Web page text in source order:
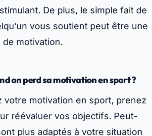
De plus, le simple fait de
vous soutient peut être une
motivation.
on perd sa motivation en sport ?
votre motivation en sport, prenez
réévaluer vos objectifs. Peut-
plus adaptés à votre situation